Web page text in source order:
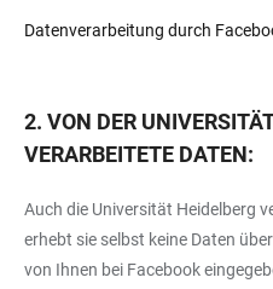
Datenverarbeitung durch
2. VON DER
VERARBEITETE DATEN:
Auch die Universität Heidelberg
erhebt sie selbst keine Daten
von Ihnen bei Facebook